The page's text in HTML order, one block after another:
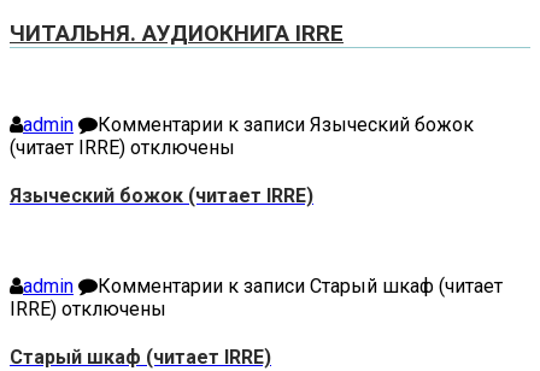
ЧИТАЛЬНЯ. АУДИОКНИГА IRRE
admin Комментарии к записи Языческий божок
(читает IRRE) отключены
Языческий божок (читает IRRE)
admin Комментарии к записи Старый шкаф (читает
IRRE) отключены
Старый шкаф (читает IRRE)